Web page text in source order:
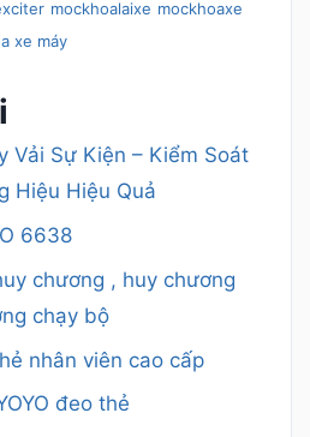
mockhoalaixe mockhoaxe
xe máy
Vải Sự Kiện – Kiểm Soát
Hiệu Hiệu Quả
6638
chương , huy chương
chạy bộ
nhân viên cao cấp
đeo thẻ